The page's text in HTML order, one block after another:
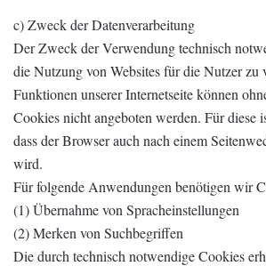
c) Zweck der Datenverarbeitung
Der Zweck der Verwendung technisch
die Nutzung von Websites für die Nutzer zu
Funktionen unserer Internetseite können
Cookies nicht angeboten werden. Für diese
dass der Browser auch nach einem
wird.
Für folgende Anwendungen benötigen wir
(1) Übernahme von Spracheinstellungen
(2) Merken von Suchbegriffen
Die durch technisch notwendige Cookies